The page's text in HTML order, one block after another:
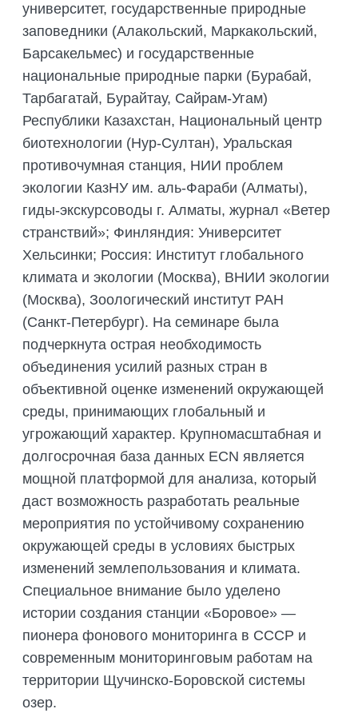
университет, государственные природные
заповедники (Алакольский, Маркакольский,
Барсакельмес) и государственные
национальные природные парки (Бурабай,
Тарбагатай, Бурайтау, Сайрам-Угам)
Республики Казахстан, Национальный центр
биотехнологии (Нур-Султан), Уральская
противочумная станция, НИИ проблем
экологии КазНУ им. аль-Фараби (Алматы),
гиды-экскурсоводы г. Алматы, журнал «Ветер
странствий»; Финляндия: Университет
Хельсинки; Россия: Институт глобального
климата и экологии (Москва), ВНИИ экологии
(Москва), Зоологический институт РАН
(Санкт-Петербург). На семинаре была
подчеркнута острая необходимость
объединения усилий разных стран в
объективной оценке изменений окружающей
среды, принимающих глобальный и
угрожающий характер. Крупномасштабная и
долгосрочная база данных ECN является
мощной платформой для анализа, который
даст возможность разработать реальные
мероприятия по устойчивому сохранению
окружающей среды в условиях быстрых
изменений землепользования и климата.
Специальное внимание было уделено
истории создания станции «Боровое» —
пионера фонового мониторинга в СССР и
современным мониторинговым работам на
территории Щучинско-Боровской системы
озер.